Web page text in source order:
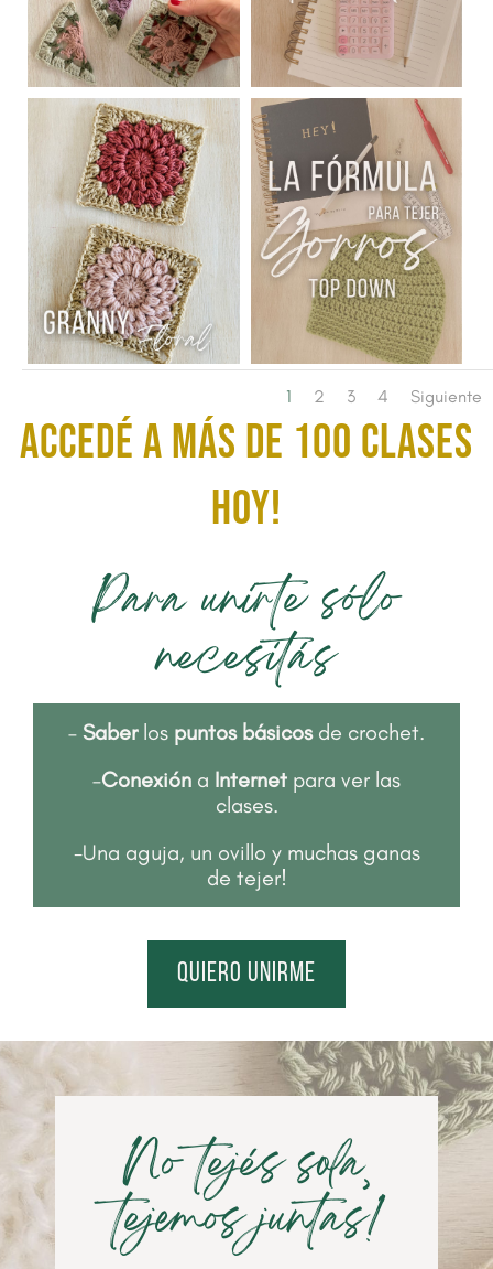
1 2 3 4 Siguiente
ACCEDÉ A MÁS DE 100 CLASES
HOY!
Para unirte sólo
necesitás
– Saberlos puntos básicosde crochet.
–Conexión a Internet para ver las
clases.
-Una aguja, un ovillo y muchas ganas
de tejer!
quiero unirme
No tejés sola‚
tejemos juntas!